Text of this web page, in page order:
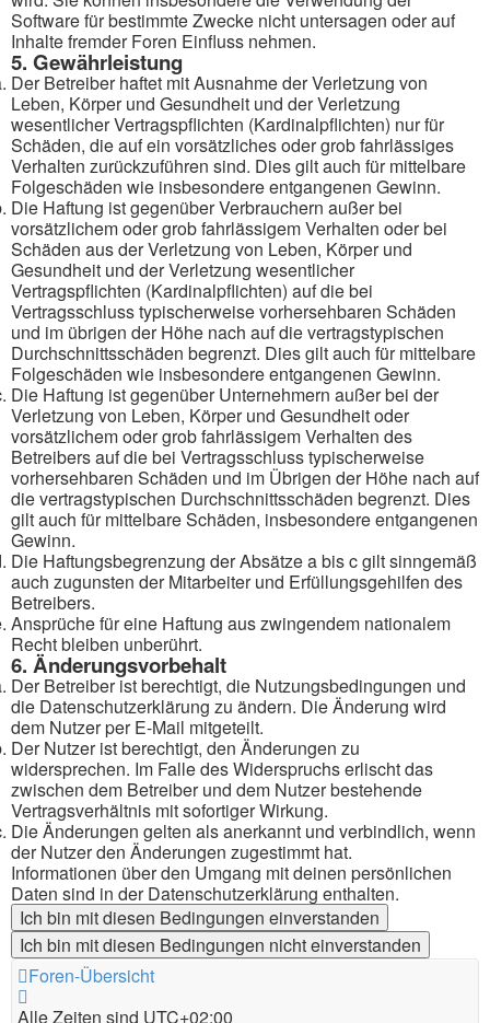
Software für bestimmte Zwecke nicht untersagen oder auf
Inhalte fremder Foren Einfluss nehmen.
5. Gewährleistung
Der Betreiber haftet mit Ausnahme der Verletzung von
Leben, Körper und Gesundheit und der Verletzung
wesentlicher Vertragspflichten (Kardinalpflichten) nur für
Schäden, die auf ein vorsätzliches oder grob fahrlässiges
Verhalten zurückzuführen sind. Dies gilt auch für mittelbare
Folgeschäden wie insbesondere entgangenen Gewinn.
Die Haftung ist gegenüber Verbrauchern außer bei
vorsätzlichem oder grob fahrlässigem Verhalten oder bei
Schäden aus der Verletzung von Leben, Körper und
Gesundheit und der Verletzung wesentlicher
Vertragspflichten (Kardinalpflichten) auf die bei
Vertragsschluss typischerweise vorhersehbaren Schäden
und im übrigen der Höhe nach auf die vertragstypischen
Durchschnittsschäden begrenzt. Dies gilt auch für mittelbare
Folgeschäden wie insbesondere entgangenen Gewinn.
Die Haftung ist gegenüber Unternehmern außer bei der
Verletzung von Leben, Körper und Gesundheit oder
vorsätzlichem oder grob fahrlässigem Verhalten des
Betreibers auf die bei Vertragsschluss typischerweise
vorhersehbaren Schäden und im Übrigen der Höhe nach auf
die vertragstypischen Durchschnittsschäden begrenzt. Dies
gilt auch für mittelbare Schäden, insbesondere entgangenen
Gewinn.
Die Haftungsbegrenzung der Absätze a bis c gilt sinngemäß
auch zugunsten der Mitarbeiter und Erfüllungsgehilfen des
Betreibers.
Ansprüche für eine Haftung aus zwingendem nationalem
Recht bleiben unberührt.
6. Änderungsvorbehalt
Der Betreiber ist berechtigt, die Nutzungsbedingungen und
die Datenschutzerklärung zu ändern. Die Änderung wird
dem Nutzer per E-Mail mitgeteilt.
Der Nutzer ist berechtigt, den Änderungen zu
widersprechen. Im Falle des Widerspruchs erlischt das
zwischen dem Betreiber und dem Nutzer bestehende
Vertragsverhältnis mit sofortiger Wirkung.
Die Änderungen gelten als anerkannt und verbindlich, wenn
der Nutzer den Änderungen zugestimmt hat.
Informationen über den Umgang mit deinen persönlichen
Daten sind in der Datenschutzerklärung enthalten.
Foren-Übersicht
Alle Zeiten sind UTC+02:00